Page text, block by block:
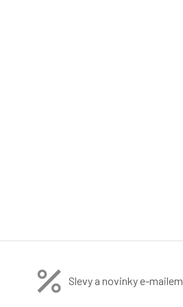
Slevy a novinky e-mailem